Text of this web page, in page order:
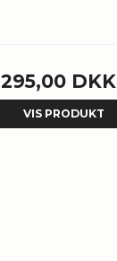
295,00 DKK
VIS PRODUKT